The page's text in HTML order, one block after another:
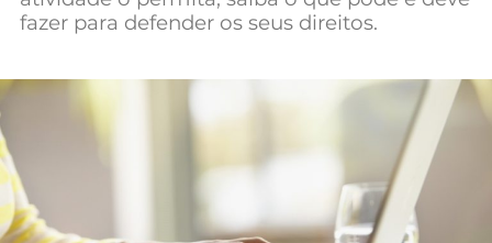
fazer para defender os seus direitos.